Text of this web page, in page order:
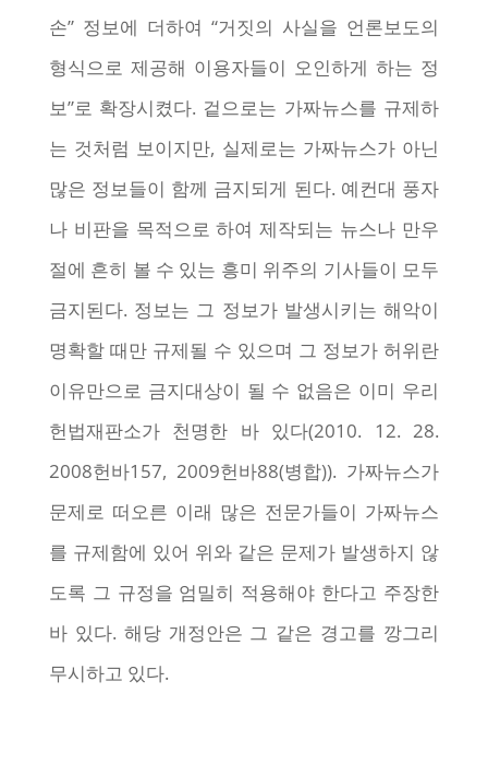
손” 정보에 더하여 “거짓의 사실을 언론보도의
형식으로 제공해 이용자들이 오인하게 하는 정
보”로 확장시켰다. 겉으로는 가짜뉴스를 규제하
는 것처럼 보이지만, 실제로는 가짜뉴스가 아닌
많은 정보들이 함께 금지되게 된다. 예컨대 풍자
나 비판을 목적으로 하여 제작되는 뉴스나 만우
절에 흔히 볼 수 있는 흥미 위주의 기사들이 모두
금지된다. 정보는 그 정보가 발생시키는 해악이
명확할 때만 규제될 수 있으며 그 정보가 허위란
이유만으로 금지대상이 될 수 없음은 이미 우리
헌법재판소가 천명한 바 있다(2010. 12. 28.
2008헌바157, 2009헌바88(병합)). 가짜뉴스가
문제로 떠오른 이래 많은 전문가들이 가짜뉴스
를 규제함에 있어 위와 같은 문제가 발생하지 않
도록 그 규정을 엄밀히 적용해야 한다고 주장한
바 있다. 해당 개정안은 그 같은 경고를 깡그리
무시하고 있다.